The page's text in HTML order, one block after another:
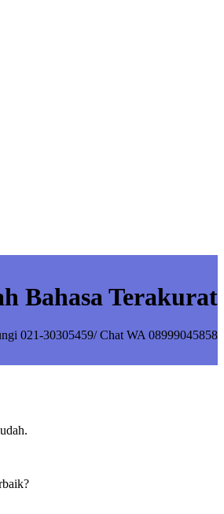
Bahasa Terakurat
021-30305459/ Chat WA 08999045858